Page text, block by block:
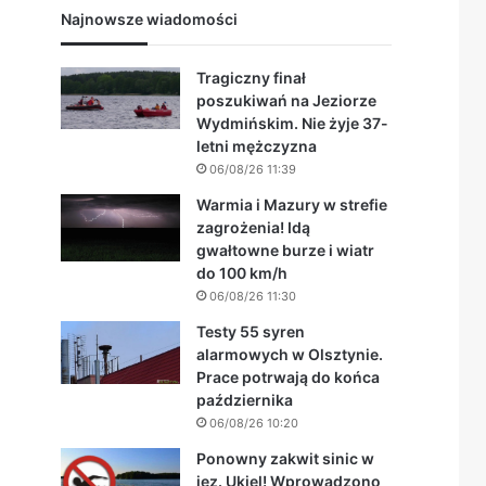
Najnowsze wiadomości
Tragiczny finał
poszukiwań na Jeziorze
Wydmińskim. Nie żyje 37-
letni mężczyzna
06/08/26 11:39
Warmia i Mazury w strefie
zagrożenia! Idą
gwałtowne burze i wiatr
do 100 km/h
06/08/26 11:30
Testy 55 syren
alarmowych w Olsztynie.
Prace potrwają do końca
października
06/08/26 10:20
Ponowny zakwit sinic w
jez. Ukiel! Wprowadzono